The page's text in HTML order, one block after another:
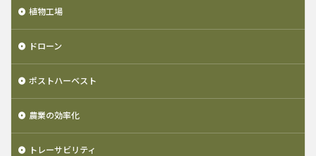
植物工場
ドローン
ポストハーベスト
農業の効率化
トレーサビリティ